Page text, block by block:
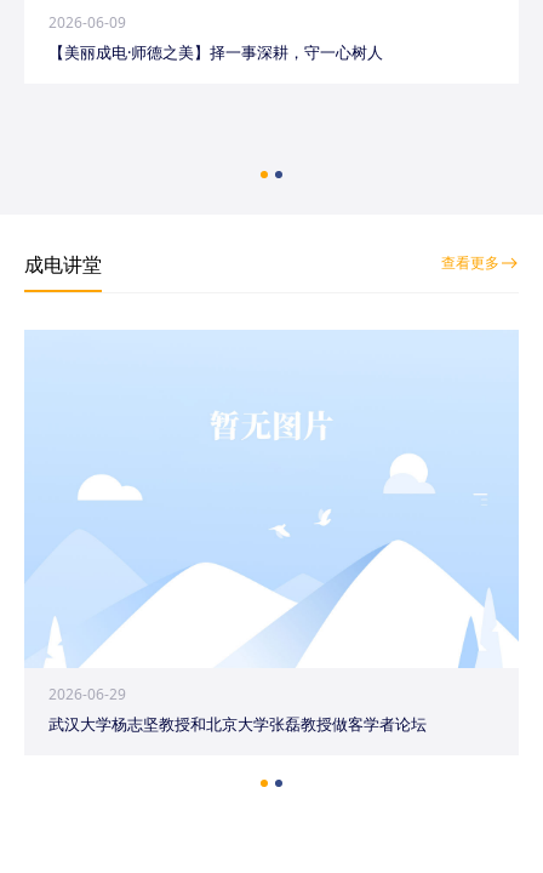
2026-06-09
【美丽成电·师德之美】择一事深耕，守一心树人
成电讲堂 查看更多
2026-06-29
武汉大学杨志坚教授和北京大学张磊教授做客学者论坛